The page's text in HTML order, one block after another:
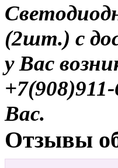
(2шт.) с
у Вас
Вас.
Отзывы